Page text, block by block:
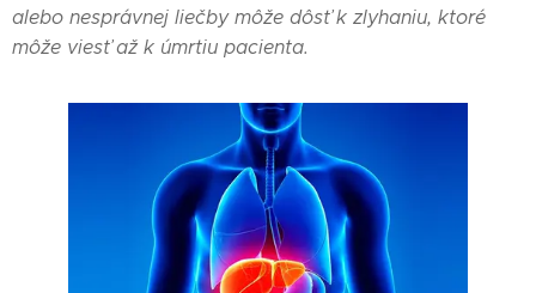
alebo nesprávnej liečby môže dôsť k zlyhaniu, ktoré
môže viesť až k úmrtiu pacienta.